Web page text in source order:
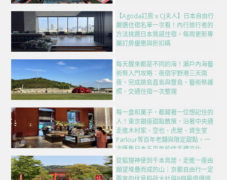
【Agoda訂房 x CJ夫人】日本自由行
嚴選住宿名單一次看！內行旅行者的
方法挑選日本質感住宿，每周更新專
屬訂房優惠與折扣碼
每天醒來都是不同的海！瀨戶內海藝
術祭入門攻略：夜宿宇野港三天兩
夜，完成跳島直島與豐島、藝術祭護
照、交通住宿一次整理
每一盒和菓子，都藏著一位想記住的
人！東京銀座甜點散策，沿著中央通
走進木村家、空也、虎屋、資生堂
Parlour等百年老舖與限定甜點，一
次匯集日本五百年的伴手禮文化
從狐狸神使到千本鳥居，走進一座由
願望堆疊而成的山｜京都自由行一定